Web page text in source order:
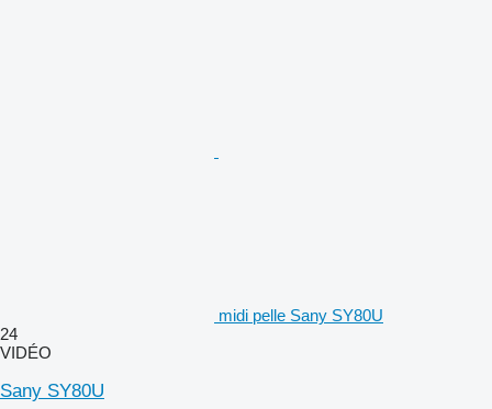
midi pelle Sany SY80U
24
VIDÉO
Sany SY80U